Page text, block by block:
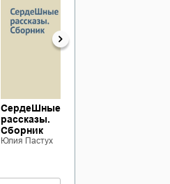
СердеШные
рассказы.
Сборник
Юлия Пастух